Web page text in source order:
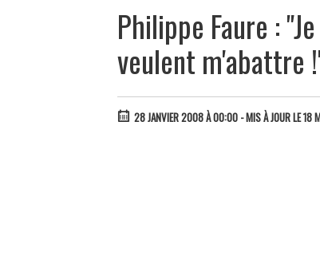
Philippe Faure :
veulent m'abattre
28 JANVIER 2008 À 00:00 - MIS À JOUR LE 18